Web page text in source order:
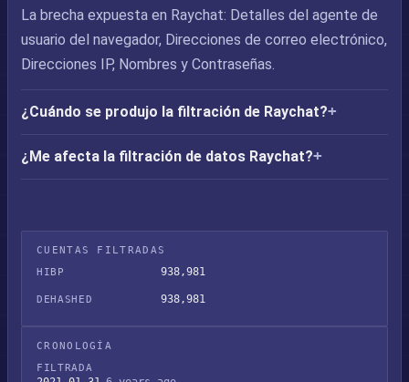
La brecha expuesta en Raychat: Detalles del agente de
usuario del navegador, Direcciones de correo electrónico,
Direcciones IP, Nombres y Contraseñas.
¿Cuándo se produjo la filtración de Raychat?
¿Me afecta la filtración de datos Raychat?
CUENTAS FILTRADAS
HIBP
938,981
DEHASHED 938,981
CRONOLOGÍA
FILTRADA